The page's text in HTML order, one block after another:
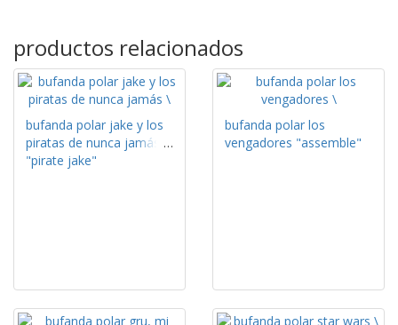
productos relacionados
bufanda polar jake y los
piratas de nunca jamás
"pirate jake"
bufanda polar los
vengadores "assemble"